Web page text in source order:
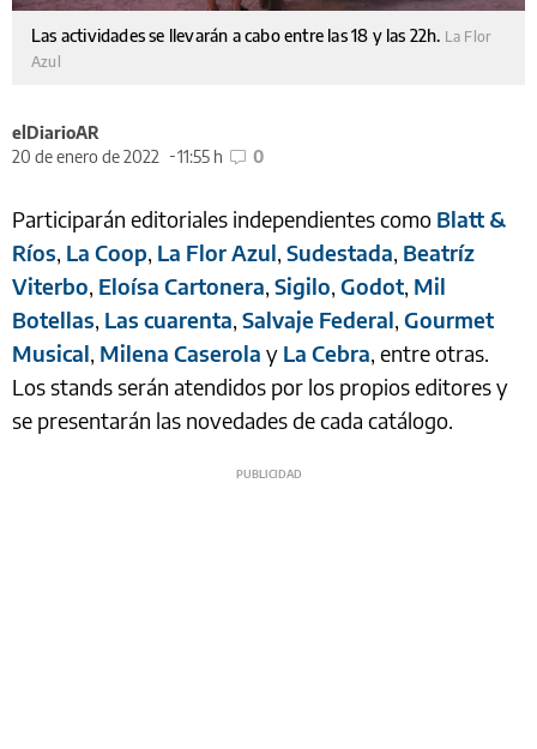
Las actividades se llevarán a cabo entre las 18 y las 22h. La Flor
Azul
elDiarioAR
20 de enero de 2022
11:55 h 0
Participarán editoriales independientes como Blatt &
Ríos, La Coop, La Flor Azul, Sudestada, Beatríz
Viterbo, Eloísa Cartonera, Sigilo, Godot, Mil
Botellas, Las cuarenta, Salvaje Federal, Gourmet
Musical, Milena Caserola y La Cebra, entre otras.
Los stands serán atendidos por los propios editores y
se presentarán las novedades de cada catálogo.